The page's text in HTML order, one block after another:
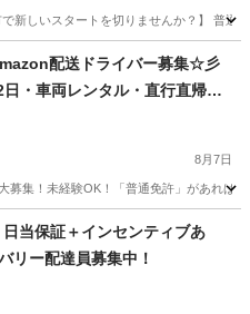
で新しいスタートを切りませんか？】 普
配送ドライバー募集☆彡
・車両レンタル・直行直帰で
8月7日
募集！未経験OK！「普通免許」があれ
日当保証＋インセンティブあ
リー配達員募集中！